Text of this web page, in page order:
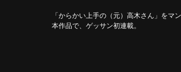
「からかい上手の（元）高木さん」をマ
本作品で、ゲッサン初連載。